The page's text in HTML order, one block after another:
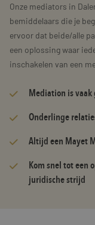
Onze mediators in
bemiddelaars die je
ervoor dat beide/alle
een oplossing waar
inschakelen van een
Mediation is
Onderlinge
Altijd een Mayet
Kom snel tot een
juridische strijd